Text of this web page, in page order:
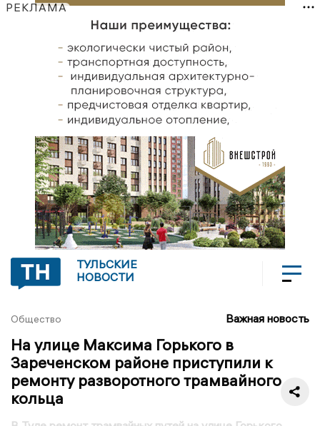
РЕКЛАМА
ТУЛЬСКИЕ
НОВОСТИ
Общество Важная новость
На улице Максима Горького в
Зареченском районе приступили к
ремонту разворотного трамвайного
кольца